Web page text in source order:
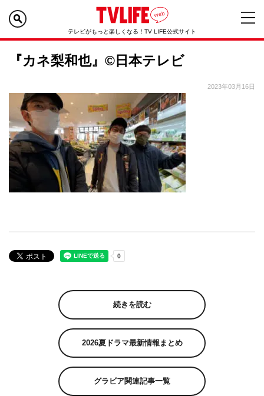
テレビがもっと楽しくなる！TV LIFE公式サイト
『カネ梨和也』©日本テレビ
2023年03月16日
続きを読む
2026夏ドラマ最新情報まとめ
グラビア関連記事一覧